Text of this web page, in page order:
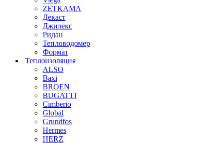
ZETKAMA
Декаст
Джилекс
Ридан
Тепловодомер
Формат
Теплоизоляция
ALSO
Baxi
BROEN
BUGATTI
Cimberio
Global
Grundfos
Hermes
HERZ